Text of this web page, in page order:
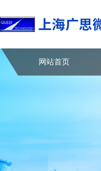
网站首页